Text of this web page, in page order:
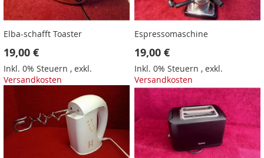
Elba-schafft Toaster
19,00 €
Inkl. 0% Steuern , exkl.
Versandkosten
Espressomaschine
19,00 €
Inkl. 0% Steuern ,exkl.
Versandkosten